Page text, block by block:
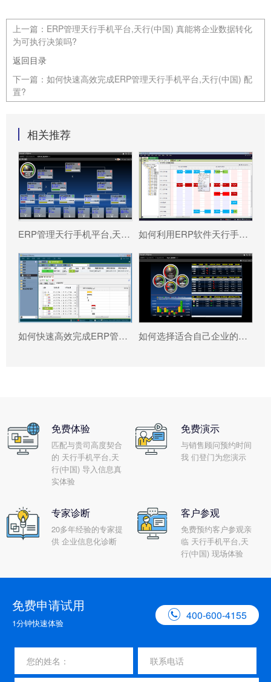
上一篇： ERP管理天行手机平台,天行(中国) 真能将企业数据转化
为可执行决策吗?
返回目录
下一篇： 如何快速高效完成ERP管理天行手机平台,天行(中国) 配
置?
相关推荐
ERP管理天行手机平台,天行(中国) 真能将企业数据转化为可执行决策吗? 如何利用ERP软件天行手机平台,天行(中国) 更好提升企业运营效率?
如何快速高效完成ERP管理天行手机平台,天行(中国) 配置? 如何选择适合自己企业的ERP软件?
免费体验
匹配与贵司高度契合
的 天行手机平台,天
行(中国) 导入信息真
实体验
免费演示
与销售顾问预约时间
我 们登门为您演示
专家诊断
20多年经验的专家提
供 企业信息化诊断
客户参观
免费预约客户参观亲
临 天行手机平台,天
行(中国) 现场体验
免费申请试用
1分钟快速体验
 400-600-4155